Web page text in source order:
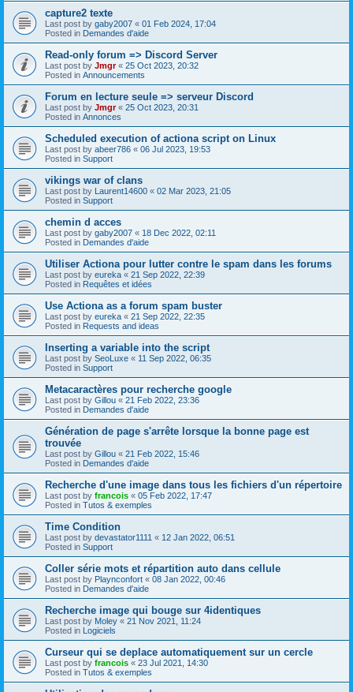
capture2 texte
Last post by gaby2007 « 01 Feb 2024, 17:04
Posted in Demandes d'aide
Read-only forum => Discord Server
Last post by Jmgr« 25 Oct 2023, 20:32
Posted in Announcements
Forum en lecture seule => serveur Discord
Last post by Jmgr« 25 Oct 2023, 20:31
Posted in Annonces
Scheduled execution of actiona script on Linux
Last post by abeer786 « 06 Jul 2023, 19:53
Posted in Support
vikings war of clans
Last post by Laurent14600 « 02 Mar 2023, 21:05
Posted in Support
chemin d acces
Last post by gaby2007 « 18 Dec 2022, 02:11
Posted in Demandes d'aide
Utiliser Actiona pour lutter contre le spam dans les forums
Last post by eureka « 21 Sep 2022, 22:39
Posted in Requêtes et idées
Use Actiona as a forum spam buster
Last post by eureka « 21 Sep 2022, 22:35
Posted in Requests and ideas
Inserting a variable into the script
Last post by SeoLuxe « 11 Sep 2022, 06:35
Posted in Support
Metacaractères pour recherche google
Last post by Gillou « 21 Feb 2022, 23:36
Posted in Demandes d'aide
Génération de page s'arrête lorsque la bonne page est
trouvée
Last post by Gillou « 21 Feb 2022, 15:46
Posted in Demandes d'aide
Recherche d'une image dans tous les fichiers d'un répertoire
Last post by francois « 05 Feb 2022, 17:47
Posted in Tutos & exemples
Time Condition
Last post by devastator1111 « 12 Jan 2022, 06:51
Posted in Support
Coller série mots et répartition auto dans cellule
Last post by Playnconfort « 08 Jan 2022, 00:46
Posted in Demandes d'aide
Recherche image qui bouge sur 4identiques
Last post by Moley « 21 Nov 2021, 11:24
Posted in Logiciels
Curseur qui se deplace automatiquement sur un cercle
Last post by francois « 23 Jul 2021, 14:30
Posted in Tutos & exemples